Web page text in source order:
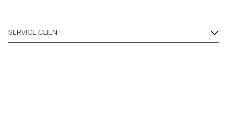
SERVICE CLIENT